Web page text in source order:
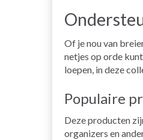
Of je nou van
netjes op orde
loepen, in deze
Populaire
Deze producten
organizers en